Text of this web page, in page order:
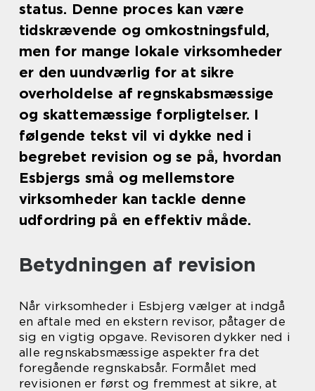
status. Denne proces kan være
tidskrævende og omkostningsfuld,
men for mange lokale virksomheder
er den uundværlig for at sikre
overholdelse af regnskabsmæssige
og skattemæssige forpligtelser. I
følgende tekst vil vi dykke ned i
begrebet revision og se på, hvordan
Esbjergs små og mellemstore
virksomheder kan tackle denne
udfordring på en effektiv måde.
Betydningen af revision
Når virksomheder i Esbjerg vælger at indgå
en aftale med en ekstern revisor, påtager de
sig en vigtig opgave. Revisoren dykker ned i
alle regnskabsmæssige aspekter fra det
foregående regnskabsår. Formålet med
revisionen er først og fremmest at sikre, at